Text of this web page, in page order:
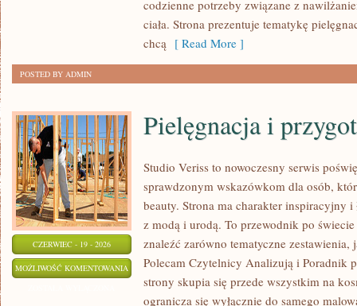
codzienne potrzeby związane z
ciała. Strona prezentuje tematykę
chcą [ Read More ]
POSTED BY ADMIN
CZERWIEC - 19 - 2026
MOŻLIWOŚĆ KOMENTOWANIA PIELĘGNACJA
Pielęgnacja i
Studio Veriss to nowoczesny serwis
sprawdzonym wskazówkom dla osób,
beauty. Strona ma charakter inspiracyjny
z modą i urodą. To przewodnik po
znaleźć zarówno tematyczne
Polecam Czytelnicy Analizują i Poradnik
strony skupia się przede wszystkim na
ogranicza się wyłącznie do samego